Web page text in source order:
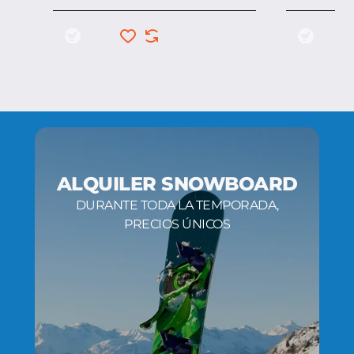
ALQUILER SNOWBOARD
DURANTE TODA LA TEMPORADA,
PRECIOS ÚNICOS